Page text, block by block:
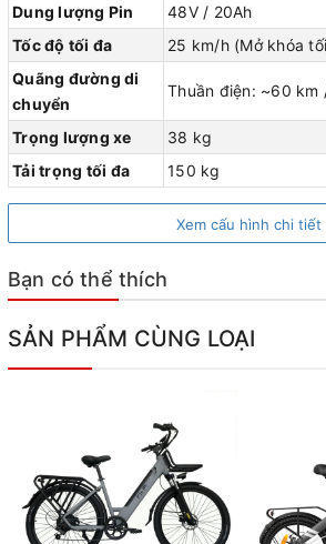
Dung lượng Pin
48V / 20Ah
Tốc độ tối đa
25 km/h (Mở khóa
Quãng đường di
chuyển
Thuần điện: ~60 km
Trọng lượng xe
38 kg
Tải trọng tối đa
150 kg
Xem cấu hình chi tiết
Bạn có thể thích
SẢN PHẨM CÙNG LOẠI